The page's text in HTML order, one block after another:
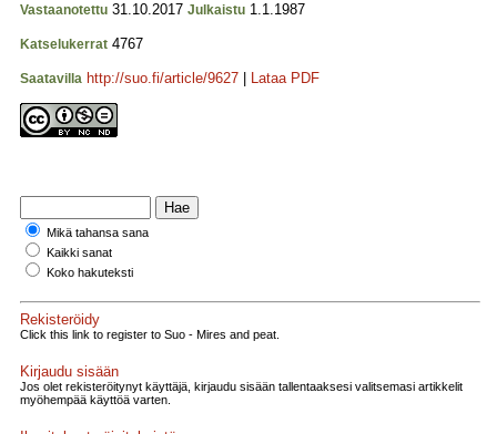
Vastaanotettu 31.10.2017 Julkaistu 1.1.1987
Katselukerrat 4767
Saatavilla http://suo.fi/article/9627 Lataa PDF
Mikä tahansa sana
Kaikki sanat
Koko hakuteksti
Rekisteröidy
Click this link to register to Suo - Mires and peat.
Kirjaudu sisään
Jos olet rekisteröitynyt käyttäjä, kirjaudu sisään tallentaaksesi valitsemasi artikkelit
myöhempää käyttöä varten.